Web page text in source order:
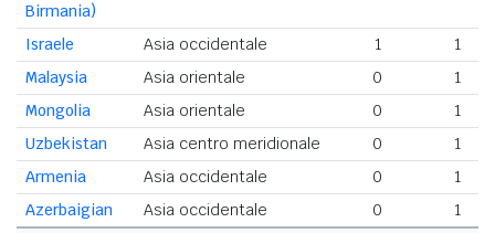
Birmania)
Israele Asia occidentale 1
1
Malaysia
Asia orientale 0
1
Mongolia
Asia orientale 0
1
Uzbekistan
Asia centro meridionale 0
1
Armenia
Asia occidentale 0
1
Azerbaigian
Asia occidentale 0
1